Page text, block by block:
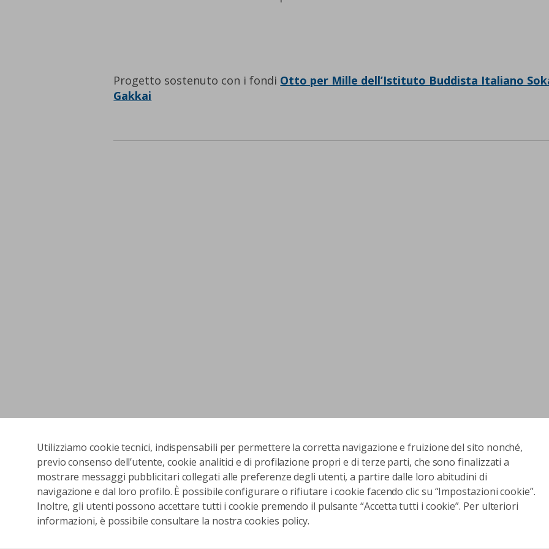
Utilizziamo cookie tecnici, indispensabili per permettere la corretta navigazione e fruizione del sito nonché,
previo consenso dell’utente, cookie analitici e di profilazione propri e di terze parti, che sono finalizzati a
mostrare messaggi pubblicitari collegati alle preferenze degli utenti, a partire dalle loro abitudini di
navigazione e dal loro profilo. È possibile configurare o rifiutare i cookie facendo clic su “Impostazioni cookie”.
Inoltre, gli utenti possono accettare tutti i cookie premendo il pulsante “Accetta tutti i cookie”. Per ulteriori
informazioni, è possibile consultare la nostra cookies policy.
Progetto sostenuto con i fondi Otto per Mille dell’Istituto Buddista Italiano
Gakkai